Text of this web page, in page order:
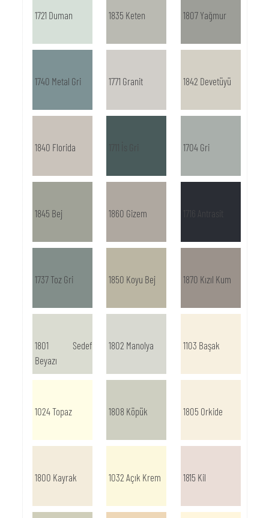
1721 Duman 1835 Keten 1807 Yağmur
1740 Metal Gri 1771 Granit 1842 Devetüyü
1840 Florida 1704 Gri
1845 Bej 1860 Gizem 1716 Antrasit
1737 Toz Gri 1850 Koyu Bej 1870 Kızıl Kum
1801 Sedef
Beyazı
1802 Manolya 1103 Başak
1024 Topaz 1808 Köpük 1805 Orkide
1800 Kayrak 1032 Açık Krem 1815 Kil